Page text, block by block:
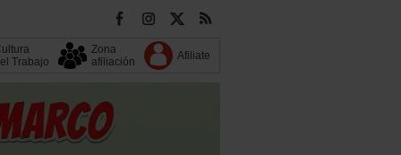
Trabajo
Zona
afiliación
Afiliate